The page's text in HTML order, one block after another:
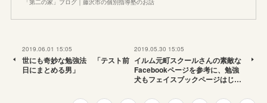
「第二の家」ブログ｜藤沢市の個別指導塾のお話
2019.06.01 15:05
世にも奇妙な勉強法 「テスト前
日にまとめる男」
2019.05.30 15:05
イルム元町スクールさんの素敵な
Facebookページを参考に、勉強
犬もフェイスブックページはじ…